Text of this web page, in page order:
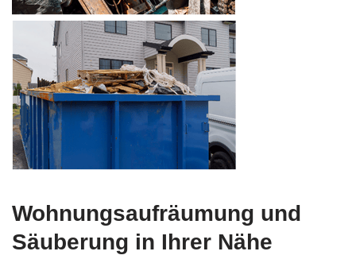
Wohnungsaufräumung und
Säuberung in Ihrer Nähe